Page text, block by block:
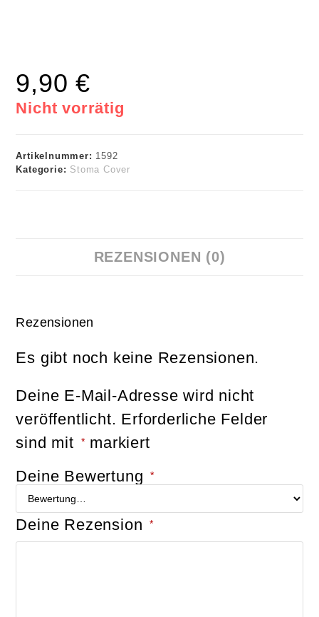
9,90€
Nicht vorrätig
Artikelnummer: 1592
Kategorie: Stoma Cover
REZENSIONEN (0)
Rezensionen
Es gibt noch keine Rezensionen.
Deine E-Mail-Adresse wird nicht
veröffentlicht. Erforderliche Felder
sind mit
* markiert
Deine Bewertung
*
Deine Rezension *